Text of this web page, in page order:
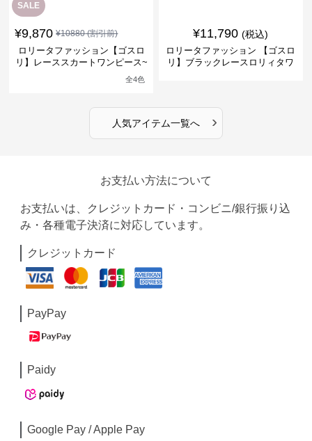
SALE
¥9,870 ¥10880(割引前)
ロリータファッション【ゴスロ
リ】レーススカートワンピース~
全4色
¥11,790 (税込)
ロリータファッション 【ゴスロ
リ】ブラックレースロリィタワ
人気アイテム一覧へ ›
お支払い方法について
お支払いは、クレジットカード・コンビニ/銀行振り込
み・各種電子決済に対応しています。
クレジットカード
PayPay
Paidy
Google Pay / Apple Pay